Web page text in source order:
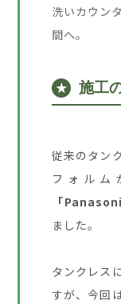
洗いカウン
間へ。
★ 施工
従来のタン
フォルム
「
ました。
タンクレス
すが、今回